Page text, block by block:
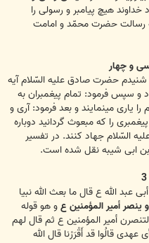
خداوند هیچ پیامبر و رسولی را
رسالت حضرت محمّد و امامت
حضرت صادق علیه السّلام آیه
و سپس فرمود: تمام پیغمبران به
یاری مینمایند و بعد فرمود: آری و
را که مبعوث گردانید دوباره
السّلام جهاد کنند. در تفسیر
ابى شیبه نقل شده است.
عبد الله ع قال ما بعث الله نبیا
و ینصر أمیر المؤمنین عو هو قوله
أمیر المؤمنین ع ثم قال لهم
قالُوا قد أَقْرَرْنا قال الله